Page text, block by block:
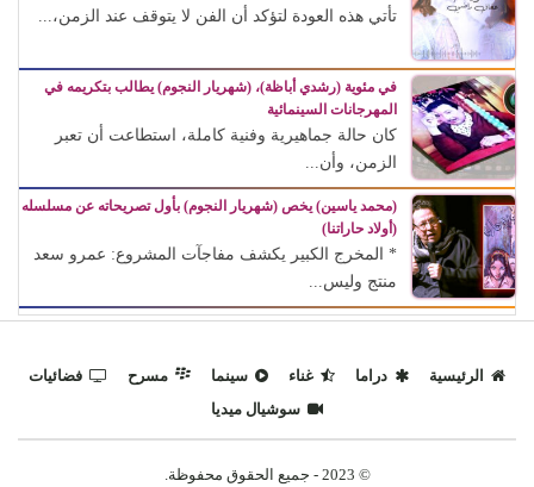
تأتي هذه العودة لتؤكد أن الفن لا يتوقف عند الزمن،...
في مئوية (رشدي أباظة)، (شهريار النجوم) يطالب بتكريمه في
المهرجانات السينمائية
كان حالة جماهيرية وفنية كاملة، استطاعت أن تعبر
الزمن، وأن...
(محمد ياسين) يخص (شهريار النجوم) بأول تصريحاته عن مسلسله
(أولاد حاراتنا)
* المخرج الكبير يكشف مفاجآت المشروع: عمرو سعد
منتج وليس...
الرئيسية دراما غناء سينما مسرح
فضائيات
سوشيال ميديا
© 2023 - جميع الحقوق محفوظة.